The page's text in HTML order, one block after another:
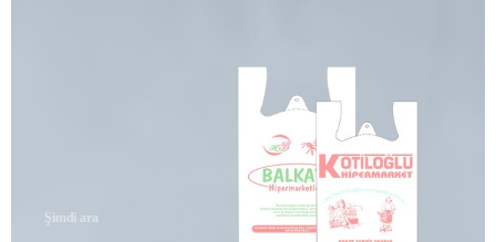
Şimdi ara